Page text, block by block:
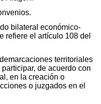
bilateral económico-
refiere el artículo 108 del
territoriales
de acuerdo con
en la creación o
o juzgados en el